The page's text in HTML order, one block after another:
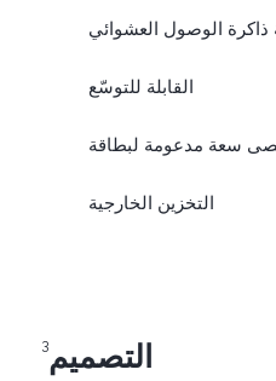
الوصول العشوائي
القابلة للتوسّع
سعة مدعومة لبطاقة
التخزين الخارجية
التصميم3